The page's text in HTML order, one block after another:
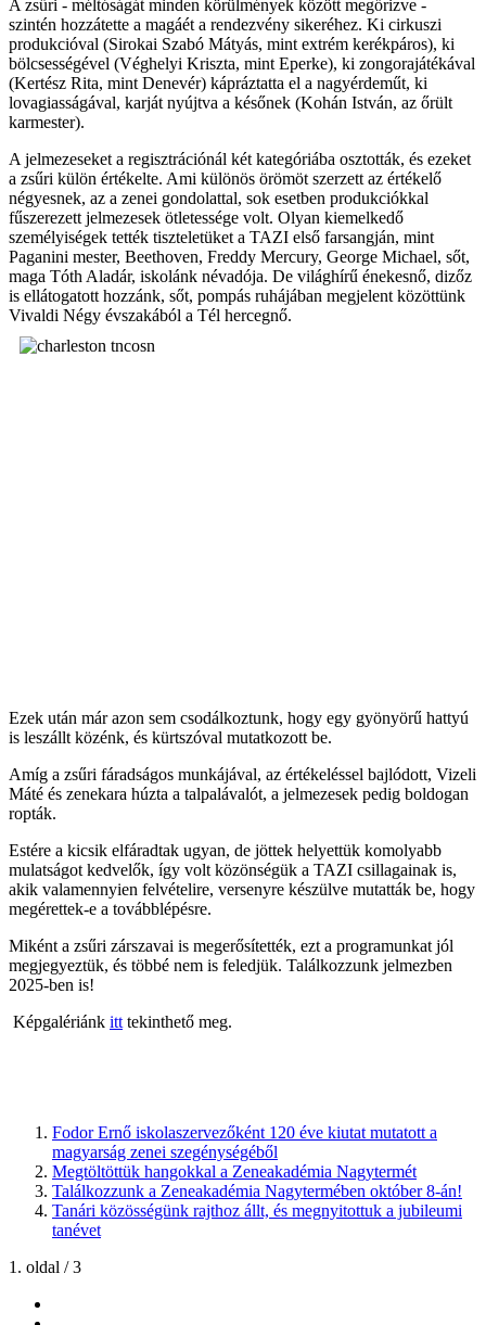
A zsűri - méltóságát minden körülmények között megőrizve -
szintén hozzátette a magáét a rendezvény sikeréhez. Ki cirkuszi
produkcióval (Sirokai Szabó Mátyás, mint extrém kerékpáros), ki
bölcsességével (Véghelyi Kriszta, mint Eperke), ki zongorajátékával
(Kertész Rita, mint Denevér) kápráztatta el a nagyérdeműt, ki
lovagiasságával, karját nyújtva a későnek (Kohán István, az őrült
karmester).
A jelmezeseket a regisztrációnál két kategóriába osztották, és ezeket
a zsűri külön értékelte. Ami különös örömöt szerzett az értékelő
négyesnek, az a zenei gondolattal, sok esetben produkciókkal
fűszerezett jelmezesek ötletessége volt. Olyan kiemelkedő
személyiségek tették tiszteletüket a TAZI első farsangján, mint
Paganini mester, Beethoven, Freddy Mercury, George Michael, sőt,
maga Tóth Aladár, iskolánk névadója. De világhírű énekesnő, dizőz
is ellátogatott hozzánk, sőt, pompás ruhájában megjelent közöttünk
Vivaldi Négy évszakából a Tél hercegnő.
Ezek után már azon sem csodálkoztunk, hogy egy gyönyörű hattyú
is leszállt közénk, és kürtszóval mutatkozott be.
Amíg a zsűri fáradságos munkájával, az értékeléssel bajlódott, Vizeli
Máté és zenekara húzta a talpalávalót, a jelmezesek pedig boldogan
ropták.
Estére a kicsik elfáradtak ugyan, de jöttek helyettük komolyabb
mulatságot kedvelők, így volt közönségük a TAZI csillagainak is,
akik valamennyien felvételire, versenyre készülve mutatták be, hogy
megérettek-e a továbblépésre.
Miként a zsűri zárszavai is megerősítették, ezt a programunkat jól
megjegyeztük, és többé nem is feledjük. Találkozzunk jelmezben
2025-ben is!
Képgalériánk itt tekinthető meg.
Fodor Ernő iskolaszervezőként 120 éve kiutat mutatott a
magyarság zenei szegénységéből
Megtöltöttük hangokkal a Zeneakadémia Nagytermét
Találkozzunk a Zeneakadémia Nagytermében október 8-án!
Tanári közösségünk rajthoz állt, és megnyitottuk a jubileumi
tanévet
1. oldal / 3